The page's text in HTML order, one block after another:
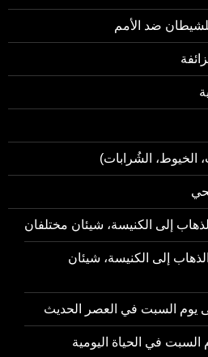
ضد الأمم
الذهاب إلى الكنيسة، شيئان